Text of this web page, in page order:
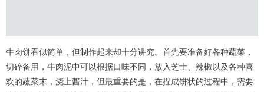
牛肉饼看似简单，但制作起来却十分讲究。首先要准备好各种蔬菜，
切碎备用，牛肉泥中可以根据口味不同，放入芝士、辣椒以及各种喜
欢的蔬菜末，浇上酱汁，但最重要的是，在捏成饼状的过程中，需要